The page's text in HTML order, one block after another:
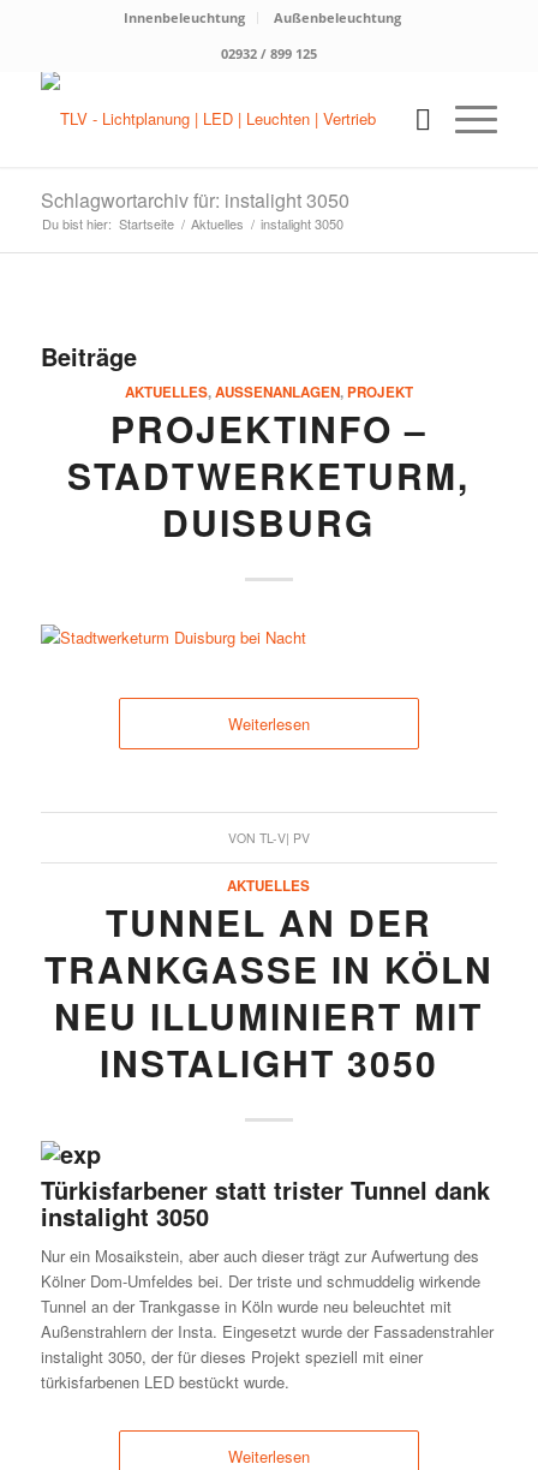
Innenbeleuchtung
Außenbeleuchtung
02932 / 899 125
Schlagwortarchiv für: instalight 3050
Du bist hier: Startseite / Aktuelles / instalight 3050
Beiträge
AKTUELLES,AUSSENANLAGEN ,PROJEKT
PROJEKTINFO –
STADTWERKETURM,
DUISBURG
Weiterlesen
VON TL-V| PV
AKTUELLES
TUNNEL AN DER
TRANKGASSE IN KÖLN
NEU ILLUMINIERT MIT
INSTALIGHT 3050
Türkisfarbener statt trister Tunnel dank
instalight 3050
Nur ein Mosaikstein, aber auch dieser trägt zur Aufwertung des
Kölner Dom-Umfeldes bei. Der triste und schmuddelig wirkende
Tunnel an der Trankgasse in Köln wurde neu beleuchtet mit
Außenstrahlern der Insta. Eingesetzt wurde der Fassadenstrahler
instalight 3050, der für dieses Projekt speziell mit einer
türkisfarbenen LED bestückt wurde.
Weiterlesen